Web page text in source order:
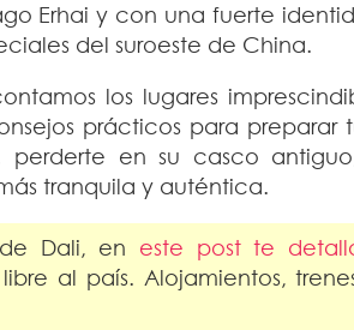
Erhai y con una fuerte
del suroeste de China.
los lugares
prácticos para preparar
en su casco
tranquila y auténtica.
Dali, en este post te
al país. Alojamientos,